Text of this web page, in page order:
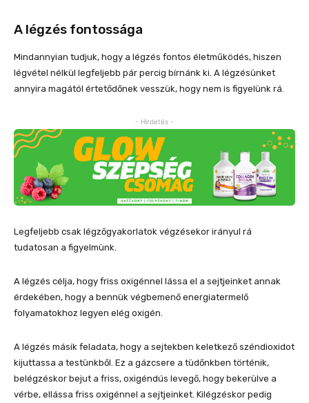
A légzés fontossága
Mindannyian tudjuk, hogy a légzés fontos életműködés, hiszen
légvétel nélkül legfeljebb pár percig bírnánk ki. A légzésünket
annyira magától értetődőnek vesszük, hogy nem is figyelünk rá.
- Hirdetés -
Legfeljebb csak légzőgyakorlatok végzésekor irányul rá
tudatosan a figyelmünk.
A légzés célja, hogy friss oxigénnel lássa el a sejtjeinket annak
érdekében, hogy a bennük végbemenő energiatermelő
folyamatokhoz legyen elég oxigén.
A légzés másik feladata, hogy a sejtekben keletkező széndioxidot
kijuttassa a testünkből. Ez a gázcsere a tüdőnkben történik,
belégzéskor bejut a friss, oxigéndús levegő, hogy bekerülve a
vérbe, ellássa friss oxigénnel a sejtjeinket. Kilégzéskor pedig